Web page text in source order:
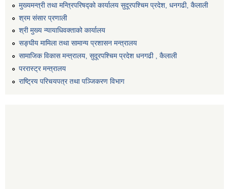
मुख्यमन्त्री तथा मन्त्रिपरिषद्को कार्यालय सुदूरपश्चिम प्रदेश, धनगढी, कैलाली
श्रम संसार प्रणाली
श्री मुख्य न्यायाधिवक्ताको कार्यालय
सङ्‍घीय मामिला तथा सामान्य प्रशासन मन्त्रालय
सामाजिक विकास मन्त्रालय, सुदूरपश्चिम प्रदेश धनगढी , कैलाली
पररास्ट्र मन्त्रालय
राष्ट्रिय परिचयपत्र तथा पञ्जिकरण विभाग